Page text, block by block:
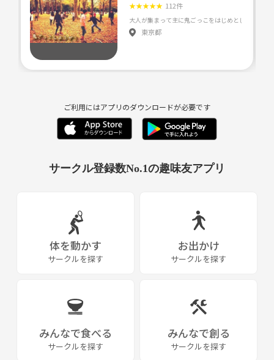
6.職業
添えて、気軽にメッセージ下さいっ😁
下は20歳から30代までたくさん居ますよ(￣▽￣)
人生は一期一会、楽しみましょ(￣▽￣)
ちなみに一月くらいにスノボー計画してますよ(￣▽￣)
★★★★★ 112件
東京都
ご利用にはアプリのダウンロードが必要です
サークル登録数No.1の趣味友アプリ
体を動かす
サークルを探す
お出かけ
サークルを探す
みんなで食べる
サークルを探す
みんなで創る
サークルを探す